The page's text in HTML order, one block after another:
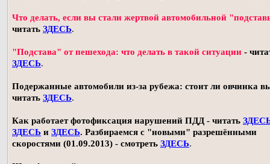
Что делать, если вы стали жертвой автомобильной
читать ЗДЕСЬ.
"Подстава" от пешехода: что делать в такой ситуации -
ЗДЕСЬ.
Подержанные автомобили из-за рубежа: стоит ли овчинка
читать ЗДЕСЬ.
Как работает фотофиксация нарушений ПДД - читать
ЗДЕСЬ и ЗДЕСЬ. Разбираемся с "новыми" разрешёнными
скоростями (01.09.2013) - смотреть ЗДЕСЬ.